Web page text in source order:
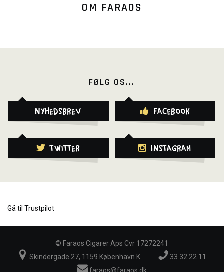
OM FARAOS
FØLG OS...
Nyhedsbrev Facebook
Twitter Instagram
Gå til Trustpilot
© Faraos Cigarer Aps Cvr 17272241
Skindergade 27, 1159 København K
33 32 22 11